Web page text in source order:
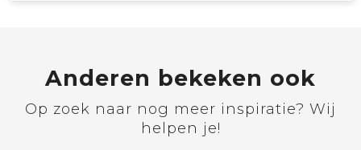
Anderen bekeken ook
Op zoek naar nog meer inspiratie? Wij
helpen je!